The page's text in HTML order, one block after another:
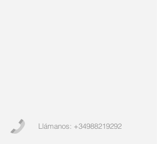
Llámanos: +34988219292